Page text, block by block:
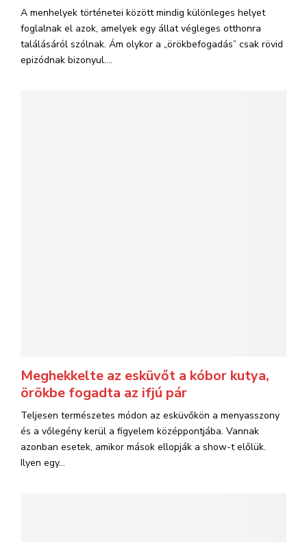
A menhelyek történetei között mindig különleges helyet
foglalnak el azok, amelyek egy állat végleges otthonra
találásáról szólnak. Ám olykor a „örökbefogadás” csak rövid
epizódnak bizonyul....
Meghekkelte az esküvőt a kóbor kutya,
örökbe fogadta az ifjú pár
Teljesen természetes módon az esküvőkön a menyasszony
és a vőlegény kerül a figyelem középpontjába. Vannak
azonban esetek, amikor mások ellopják a show-t előlük.
Ilyen egy...